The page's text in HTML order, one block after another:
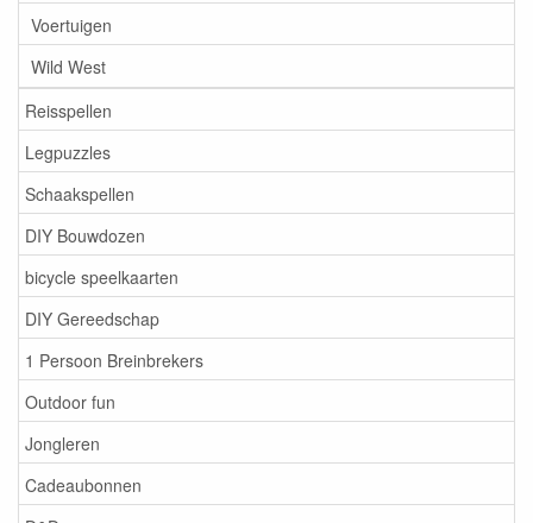
Voertuigen
Wild West
Reisspellen
Legpuzzles
Schaakspellen
DIY Bouwdozen
bicycle speelkaarten
DIY Gereedschap
1 Persoon Breinbrekers
Outdoor fun
Jongleren
Cadeaubonnen